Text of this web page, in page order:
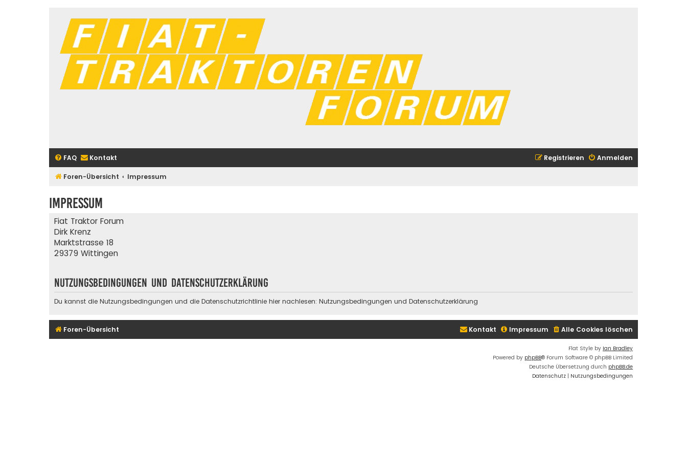
FAQ Kontakt Anmelden
Registrieren
Foren-Übersicht Impressum
Impressum
Fiat Traktor Forum
Dirk Krenz
Marktstrasse 18
29379 Wittingen
Nutzungsbedingungen und Datenschutzerklärung
Du kannst die Nutzungsbedingungen und die Datenschutzrichtlinie hier nachlesen: Nutzungsbedingungen und Datenschutzerklärung
Foren-Übersicht Alle Cookies löschen
Impressum
Kontakt
Flat Style by Ian Bradley
Powered by phpBB® Forum Software © phpBB Limited
Deutsche Übersetzung durch phpBB.de
Datenschutz | Nutzungsbedingungen